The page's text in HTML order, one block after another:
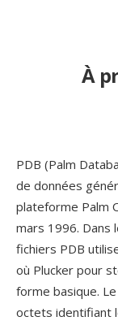
À
PDB (Palm
de données
plateforme Palm
mars 1996. Dans
fichiers PDB
où Plucker pour
forme basique.
octets identifiant